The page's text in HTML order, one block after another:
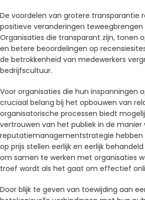
De voordelen van grotere transparantie
positieve veranderingen
Organisaties die transparant zijn, tonen
en betere beoordelingen op
de betrokkenheid van medewerkers
bedrijfscultuur.
Voor organisaties die hun
cruciaal belang bij het opbouwen van
organisatorische processen biedt
vertrouwen van het publiek in de
reputatiemanagementstrategie hebben
op prijs stellen eerlijk en eerlijk
om samen te werken met organisaties
troef wordt als het gaat om effectief
Door blijk te geven van toewijding aan